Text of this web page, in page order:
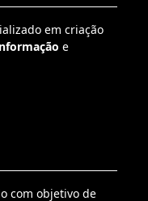
em criação
e
com objetivo de